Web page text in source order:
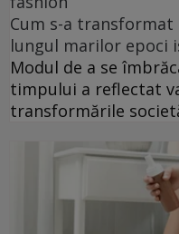
Cum s-a
lungul marilor epoci
Modul de a se
timpului a reflectat
transformările